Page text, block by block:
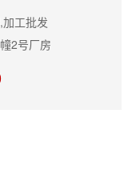
工批发
2号厂房